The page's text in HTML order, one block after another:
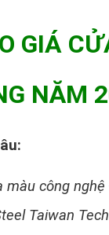
GIÁ
NĂM
màu công
Taiwan